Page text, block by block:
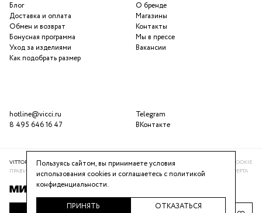
О бренде
Магазины
Контакты
Мы в прессе
Вакансии
Telegram
ВКонтакте
Блог
Доставка и оплата
Обмен и возврат
Бонусная программа
Уход за изделиями
Как подобрать размер
hotline@vicci.ru
8 495 646 16 47
VITTORIA VICCI © 2016-2025ПОЛИТИКА КОНФИДЕНЦИАЛЬНОСТИ
ИСПОЛЬЗОВАНИЕ COOKIE
ПРАВИЛА ПРОГРАММЫ ЛОЯЛЬНОСТИРЕКОМЕНДАТЕЛЬНАЯ СИСТЕМАПУБЛИЧНАЯ ОФЕРТА
Пользуясь сайтом, вы принимаете условия
использования cookies и соглашаетесь сполитикой
конфиденциальности.
ПРИНЯТЬ ОТКАЗАТЬСЯ